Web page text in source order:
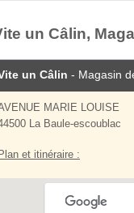
un Câlin,
un Câlin - Magasin
MARIE LOUISE
La Baule-escoublac
Plan et itinéraire :